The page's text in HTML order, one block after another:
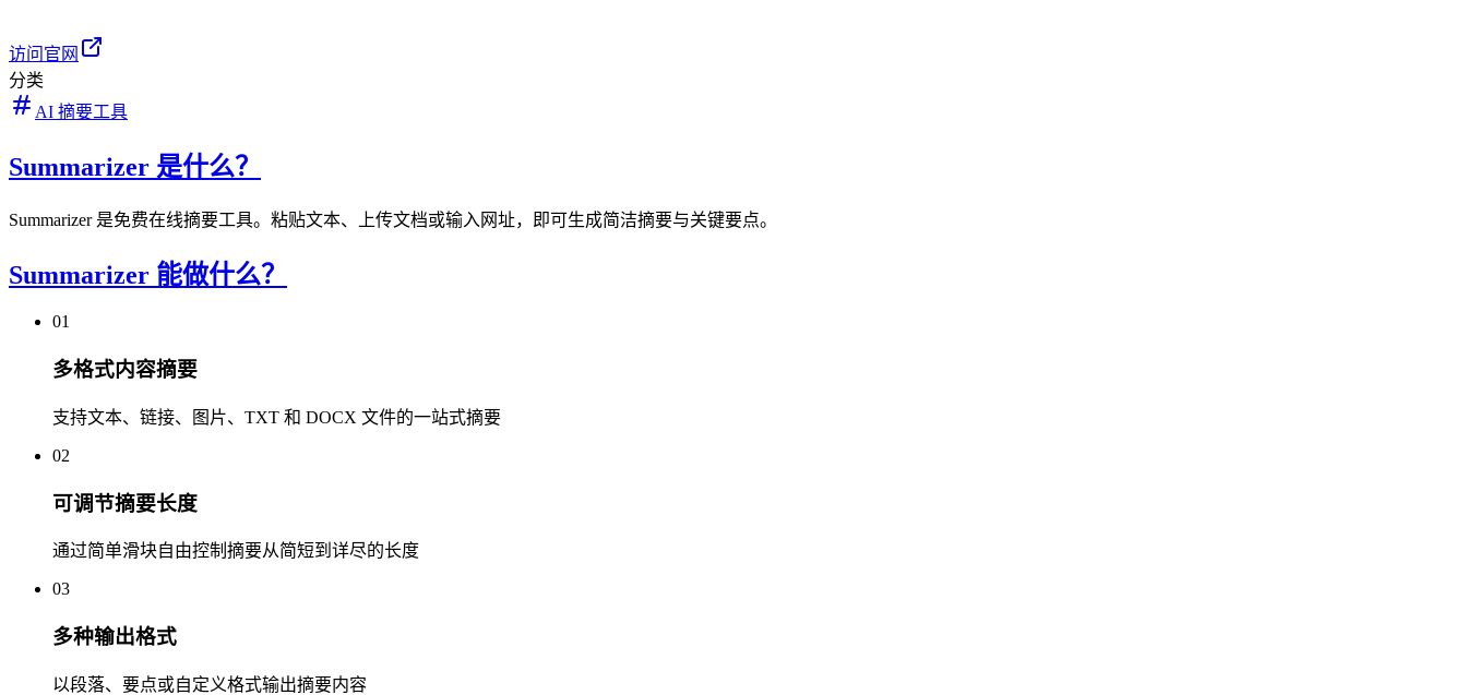
访问官网
分类
AI 摘要工具
Summarizer 是什么？
Summarizer 是免费在线摘要工具。粘贴文本、上传文档或输入网址，即可生成简洁摘要与关键要点。
Summarizer 能做什么？
01
多格式内容摘要
支持文本、链接、图片、TXT 和 DOCX 文件的一站式摘要
02
可调节摘要长度
通过简单滑块自由控制摘要从简短到详尽的长度
03
多种输出格式
以段落、要点或自定义格式输出摘要内容